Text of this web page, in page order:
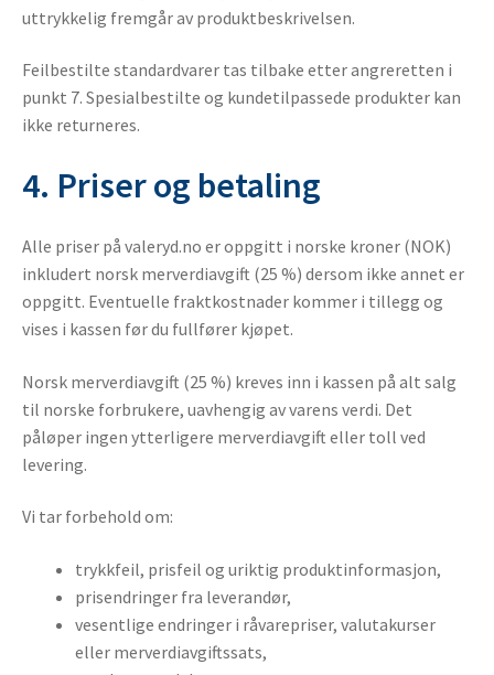
uttrykkelig fremgår av produktbeskrivelsen.
Feilbestilte standardvarer tas tilbake etter angreretten i
punkt 7. Spesialbestilte og kundetilpassede produkter kan
ikke returneres.
4. Priser og betaling
Alle priser på valeryd.no er oppgitt i norske kroner (NOK)
inkludert norsk merverdiavgift (25 %) dersom ikke annet er
oppgitt. Eventuelle fraktkostnader kommer i tillegg og
vises i kassen før du fullfører kjøpet.
Norsk merverdiavgift (25 %) kreves inn i kassen på alt salg
til norske forbrukere, uavhengig av varens verdi. Det
påløper ingen ytterligere merverdiavgift eller toll ved
levering.
Vi tar forbehold om:
trykkfeil, prisfeil og uriktig produktinformasjon,
prisendringer fra leverandør,
vesentlige endringer i råvarepriser, valutakurser
eller merverdiavgiftssats,